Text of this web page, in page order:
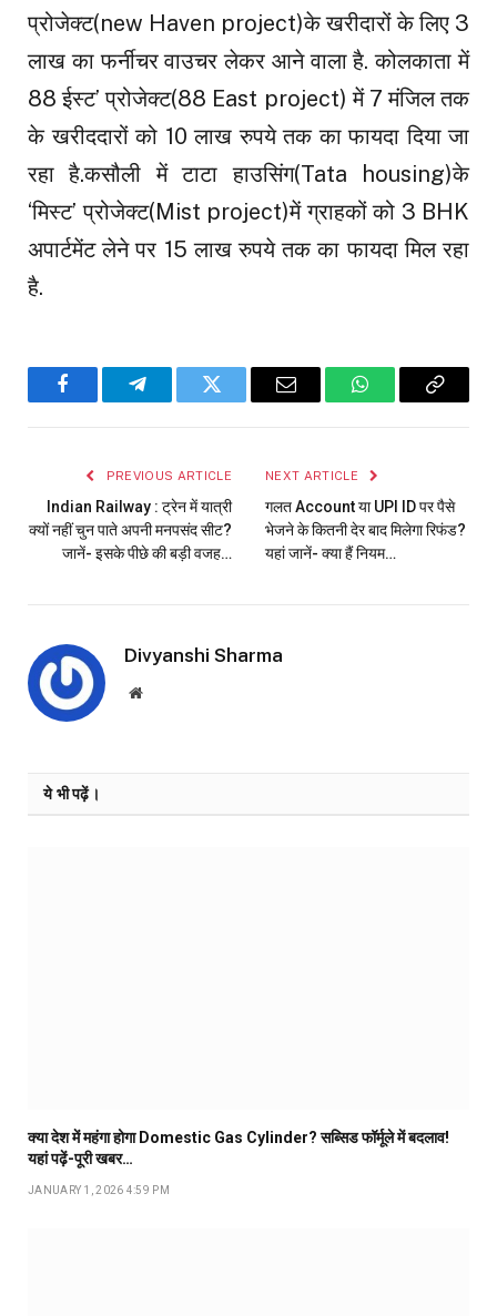
प्रोजेक्ट(new Haven project)के खरीदारों के लिए ₹3
लाख का फर्नीचर वाउचर लेकर आने वाला है. कोलकाता में
88 ईस्ट’ प्रोजेक्ट(88 East project) में 7 मंजिल तक
के खरीददारों को 10 लाख रुपये तक का फायदा दिया जा
रहा है.कसौली में टाटा हाउसिंग(Tata housing)के
‘मिस्ट’ प्रोजेक्ट(Mist project)में ग्राहकों को 3 BHK
अपार्टमेंट लेने पर 15 लाख रुपये तक का फायदा मिल रहा
है.
FacebookTelegramTwitter Email WhatsAppCopy
PREVIOUS ARTICLE
Indian Railway : ट्रेन में यात्री
क्यों नहीं चुन पाते अपनी मनपसंद सीट?
जानें- इसके पीछे की बड़ी वजह…
NEXT ARTICLE
गलत Account या UPI ID पर पैसे
भेजने के कितनी देर बाद मिलेगा रिफंड?
यहां जानें- क्या हैं नियम…
Divyanshi Sharma
Website
ये भी पढ़ें।
क्या देश में महंगा होगा Domestic Gas Cylinder? सब्सिड फॉर्मूले में बदलाव!
यहां पढ़ें-पूरी खबर…
JANUARY 1, 2026 4:59 PM